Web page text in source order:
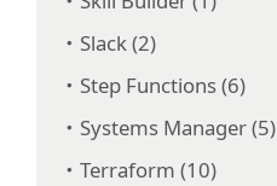
Slack (2)
Step Functions (6)
Systems Manager (5)
Terraform (10)